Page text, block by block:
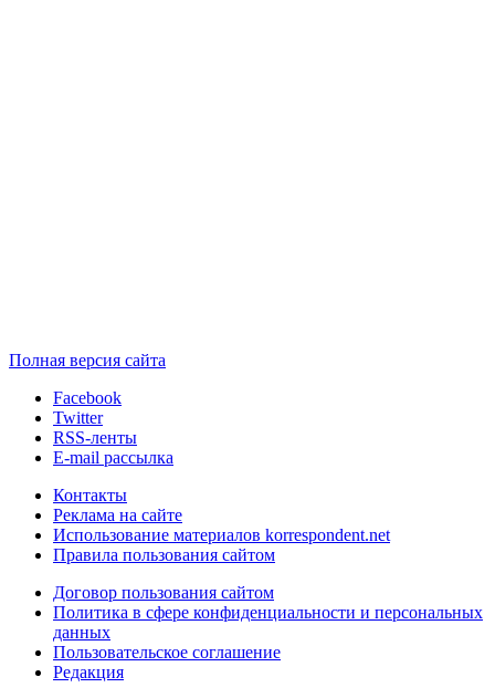
Полная версия сайта
Facebook
Twitter
RSS-ленты
E-mail рассылка
Контакты
Реклама на сайте
Использование материалов korrespondent.net
Правила пользования сайтом
Договор пользования сайтом
Политика в сфере конфиденциальности и персональных
данных
Пользовательское соглашение
Редакция